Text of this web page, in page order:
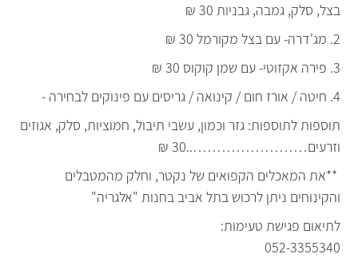
בצל, סלק, גמבה, גבניות 30 ₪
2. מג'דרה- עם בצל מקורמל 30 ₪
3. פירה אקזוטי- עם שמן קוקוס 30 ₪
4. חיטה / אורז חום / קינואה / גריסים עם פינוקים לבחירה -
תוספות לתוספות: גזר וכמון, עשבי תיבול, חמוציות, סלק, אגוזים
וזרעים……………………..30 ₪
**את המאכלים הקפואים של נקטר, וחלק מהמטבלים
והקינוחים ניתן לרכוש בתל אביב בחנות "אלגריה"
לתיאום פגישת טעימות:
052-3355340